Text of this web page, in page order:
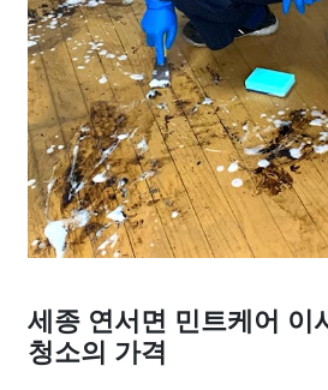
세종 연서면 민트케어 이
청소의 가격